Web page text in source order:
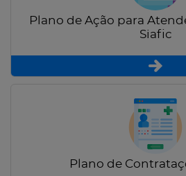
Plano de Ação para
Siafic
Plano de